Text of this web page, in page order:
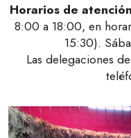
Horarios de
8:00 a 18:00, en
15:30).
Las delegaciones